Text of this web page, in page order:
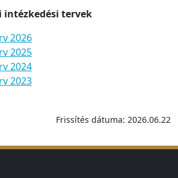
intézkedési tervek
2026
2025
2024
2023
Frissítés dátuma: 2026.06.22